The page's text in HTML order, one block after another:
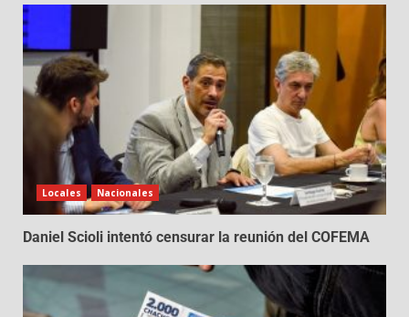
Locales Nacionales
Daniel Scioli intentó censurar la reunión del COFEMA